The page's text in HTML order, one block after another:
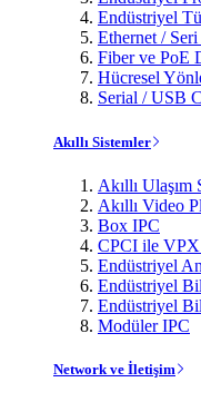
Endüstriyel
Ethernet / Seri
Fiber ve PoE
Hücresel
Serial / USB
Akıllı Sistemler
Akıllı Ulaşım
Akıllı Video
Box IPC
CPCI ile
Endüstriyel
Endüstriyel
Endüstriyel
Modüler IPC
Network ve İletişim